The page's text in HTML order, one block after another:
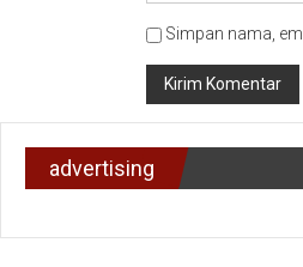
Simpan nama,
advertising